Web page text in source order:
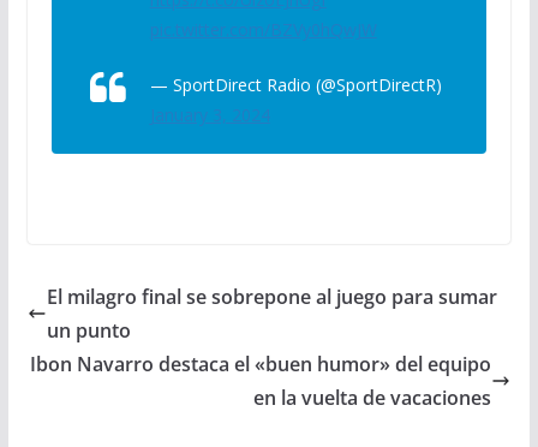
pic.twitter.com/BZVy0hQwJW
— SportDirect Radio (@SportDirectR)
January 3, 2024
El milagro final se sobrepone al juego para sumar
un punto
Ibon Navarro destaca el «buen humor» del equipo
en la vuelta de vacaciones